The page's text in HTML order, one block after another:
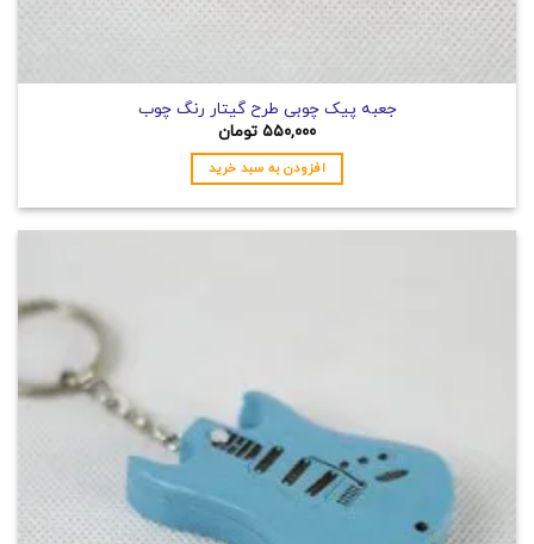
جعبه پیک چوبی طرح گیتار رنگ چوب
۵۵۰,۰۰۰ تومان
افزودن به سبد خرید